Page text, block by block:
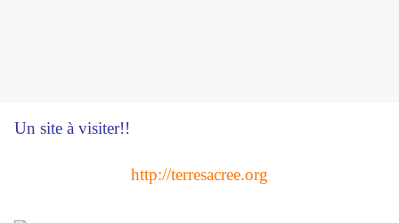
Un site à visiter!!
http://terresacree.org